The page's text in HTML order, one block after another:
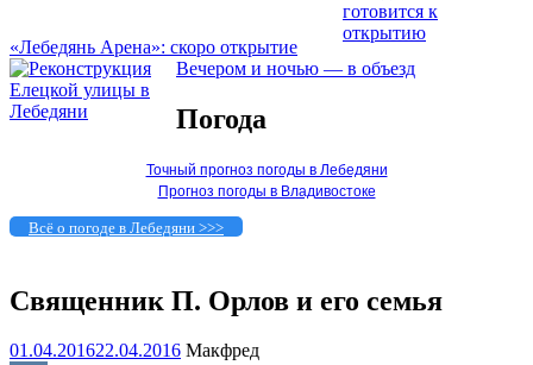
«Лебедянь Арена»: скоро открытие
Вечером и ночью — в объезд
Погода
Точный прогноз погоды в Лебедяни
Прогноз погоды в Владивостоке
Всё о погоде в Лебедяни >>>
Священник П. Орлов и его семья
01.04.201622.04.2016 Макфред